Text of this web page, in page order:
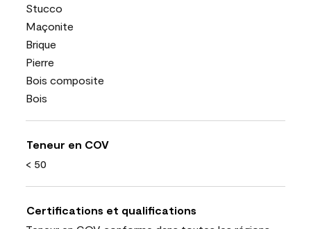
Stucco
Maçonite
Brique
Pierre
Bois composite
Bois
Teneur en COV
< 50
Certifications et qualifications